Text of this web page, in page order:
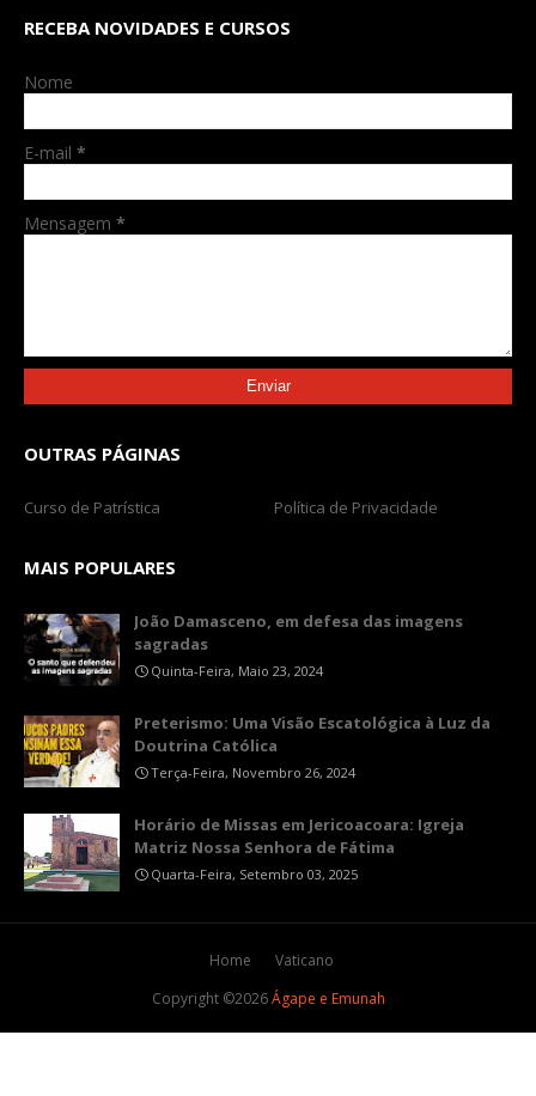
RECEBA NOVIDADES E CURSOS
Nome
E-mail *
Mensagem *
OUTRAS PÁGINAS
Curso de Patrística Política de Privacidade
MAIS POPULARES
João Damasceno, em defesa das imagens
sagradas
Quinta-Feira, Maio 23, 2024
Preterismo: Uma Visão Escatológica à Luz da
Doutrina Católica
Terça-Feira, Novembro 26, 2024
Horário de Missas em Jericoacoara: Igreja
Matriz Nossa Senhora de Fátima
Quarta-Feira, Setembro 03, 2025
Home
Vaticano
Copyright ©2026Ágape e Emunah